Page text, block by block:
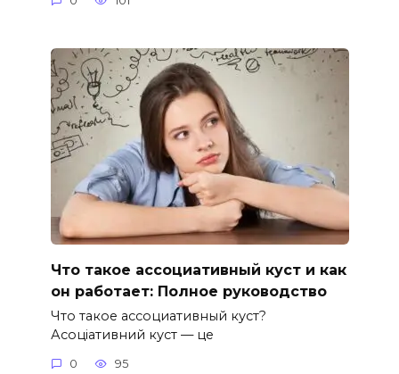
Что такое ассоциативный куст и как
он работает: Полное руководство
Что такое ассоциативный куст?
Асоціативний куст — це
0 95